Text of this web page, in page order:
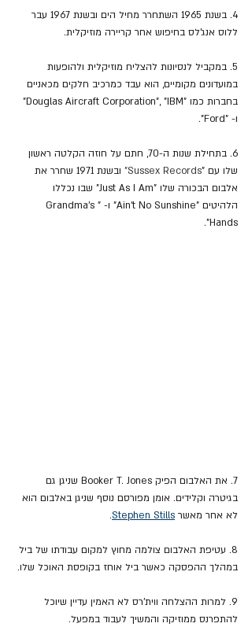
4. בשנת 1965 השתחרר מחיל הים ובשנת 1967 עבר
ללוס אנג'לס בחיפוש אחר קריירה מוזיקלית.
5. במקביל לנסיונות להצליח מוזיקלית ולהופעות
במועדונים מקומיים, הוא עבד כמרכיב חלקים מכאניים
בחברות כמו "Douglas Aircraft Corporation", "IBM"
ו- "Ford".
6. בתחילת שנות ה-70, חתם על חוזה הקלטה ראשון
שלו עם "Sussex Records"
ובשנת 1971 שחרר את
אלבום הבכורה שלו "Just As I Am"
שבו נכללו
הלהיטים "Ain't No Sunshine" ו- "Grandma's
Hands".
7. את האלבום הפיק Booker T. Jones שניגן גם
בגיטרה וקלידים. אומן מפורסם נוסף שניגן באלבום הוא
לא אחר מאשר Stephen Stills
.
8. עטיפת האלבום צולמה מחוץ למקום עבודתו של ביל
במהלך ההפסקה כאשר ביל אוחז בקופסת האוכל שלו.
9. למרות ההצלחה ווית'רס לא האמין עדיין שיוכל
להתפרנס ממוזיקה והמשיך לעבוד במפעל.